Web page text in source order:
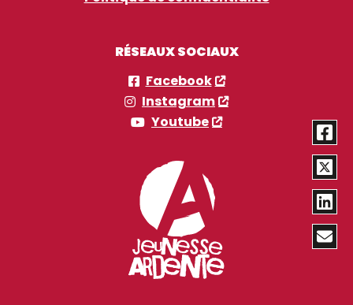
RÉSEAUX SOCIAUX
Facebook
Instagram
Youtube